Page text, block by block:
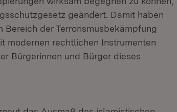
geändert. Damit haben
der Terrorismusbekämpfung
modernen rechtlichen Instrumenten
Bürgerinnen und Bürger dieses